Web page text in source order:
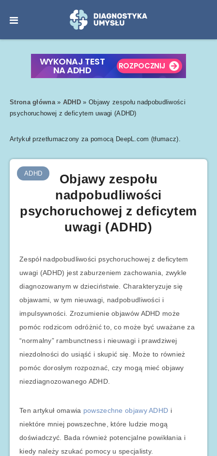
Strona główna» ADHD » Objawy zespołu nadpobudliwości
psychoruchowej z deficytem uwagi (ADHD)
Artykuł przetłumaczony za pomocą DeepL.com (tłumacz).
ADHD
Objawy zespołu
nadpobudliwości
psychoruchowej z deficytem
uwagi (ADHD)
Zespół nadpobudliwości psychoruchowej z deficytem
uwagi (ADHD) jest zaburzeniem zachowania, zwykle
diagnozowanym w dzieciństwie. Charakteryzuje się
objawami, w tym nieuwagi, nadpobudliwości i
impulsywności. Zrozumienie objawów ADHD może
pomóc rodzicom odróżnić to, co może być uważane za
“normalny” rambunctness i nieuwagi i prawdziwej
niezdolności do usiąść i skupić się. Może to również
pomóc dorosłym rozpoznać, czy mogą mieć objawy
niezdiagnozowanego ADHD.
Ten artykuł omawia powszechne objawy ADHD i
niektóre mniej powszechne, które ludzie mogą
doświadczyć. Bada również potencjalne powikłania i
kiedy należy szukać pomocy u specjalisty.